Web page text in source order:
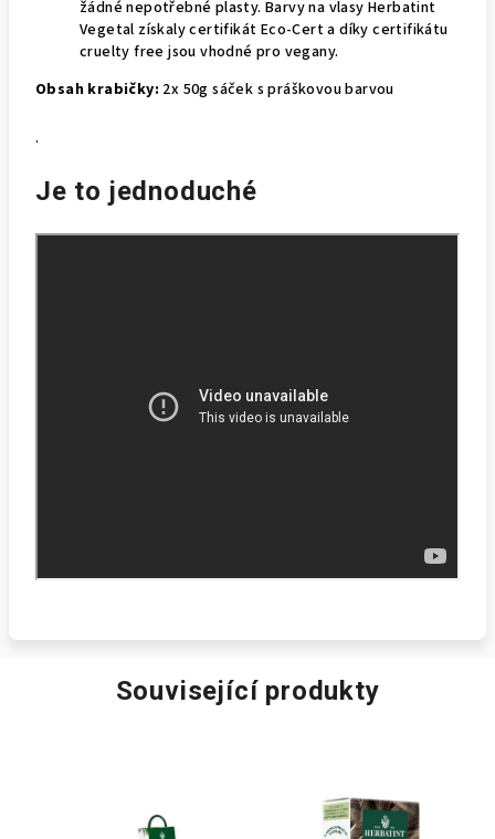
žádné nepotřebné plasty. Barvy na vlasy Herbatint
Vegetal získaly certifikát Eco-Cert a díky certifikátu
cruelty free jsou vhodné pro vegany.
Obsah krabičky: 2x 50g sáček s práškovou barvou
.
Je to jednoduché
Související produkty